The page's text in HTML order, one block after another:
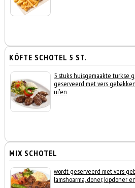
KÖFTE SCHOTEL 5 ST.
5 stuks huisgemaakte turkse
geserveerd met vers
ui'en
MIX SCHOTEL
wordt geserveerd met vers
lamshoarma, doner, kipdoner